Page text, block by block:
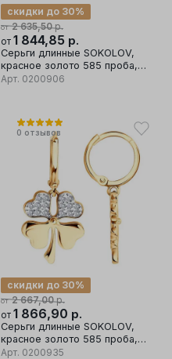
от 2 635,50р.
скидки до 30%
от 1 844,85 р.
Серьги длинные SOKOLOV,
красное золото 585 проба,
вставка фианит
Арт. 0200906
0 отзывов
от 2 667,00р.
скидки до 30%
от 1 866,90 р.
Серьги длинные SOKOLOV,
красное золото 585 проба,
вставка фианит
Арт. 0200935